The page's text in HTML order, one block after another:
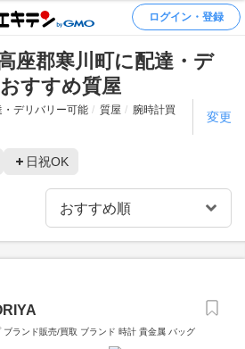
ログイン・登録
座郡寒川町に配達・デ
すすめ質屋
デリバリー可能 質屋
腕時計買
変更
日祝OK
ブランド販売/買取 ブランド 時計 貴金属 バッグ